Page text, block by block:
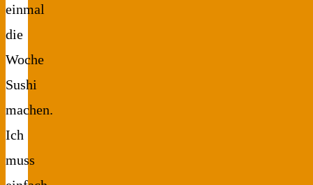
einmal
die
Woche
Sushi
machen.
Ich
muss